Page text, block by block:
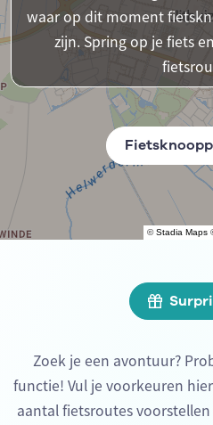
©Stadia Maps
waar op dit moment
zijn. Spring op je fiets
Zoek je een avontuur?
functie! Vul je voorkeuren
aantal fietsroutes